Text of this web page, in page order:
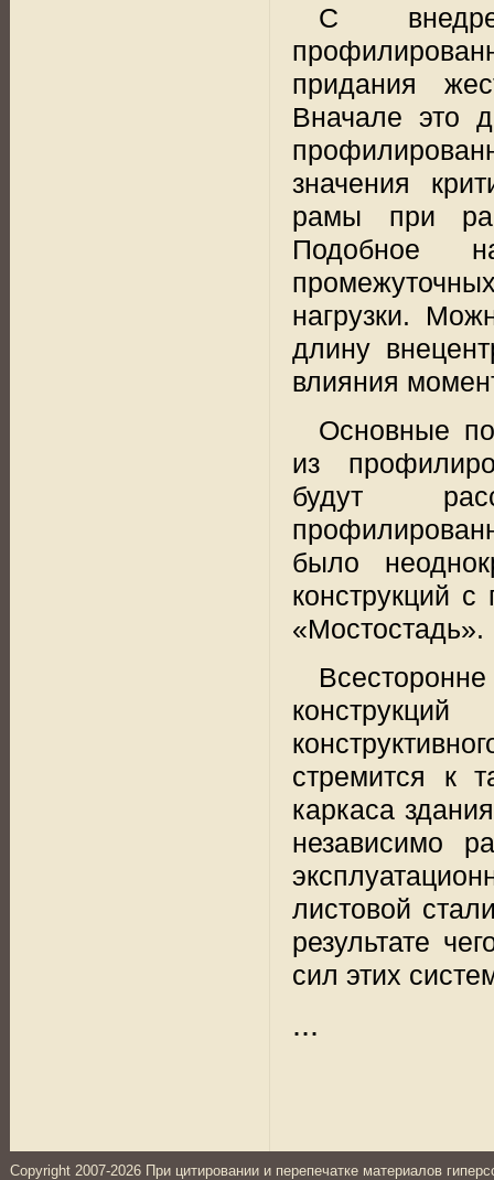
С
придания
Вначале это
значения
рамы при
Подобное
нагрузки.
длину
влияния
Основные
из
будут
было
конструкций
«Мостостадь».
стремится к
каркаса
независимо
листовой
результате
сил этих
...
Copyright 2007-2026 При цитировании и перепечатке материалов